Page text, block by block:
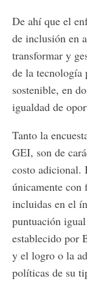
De ahí que el
de inclusión en
transformar y
de la
sostenible, en
igualdad de
Tanto la
GEI, son de
costo adicional.
únicamente con
incluidas en el
puntuación
establecido por
y el logro o la
políticas de su